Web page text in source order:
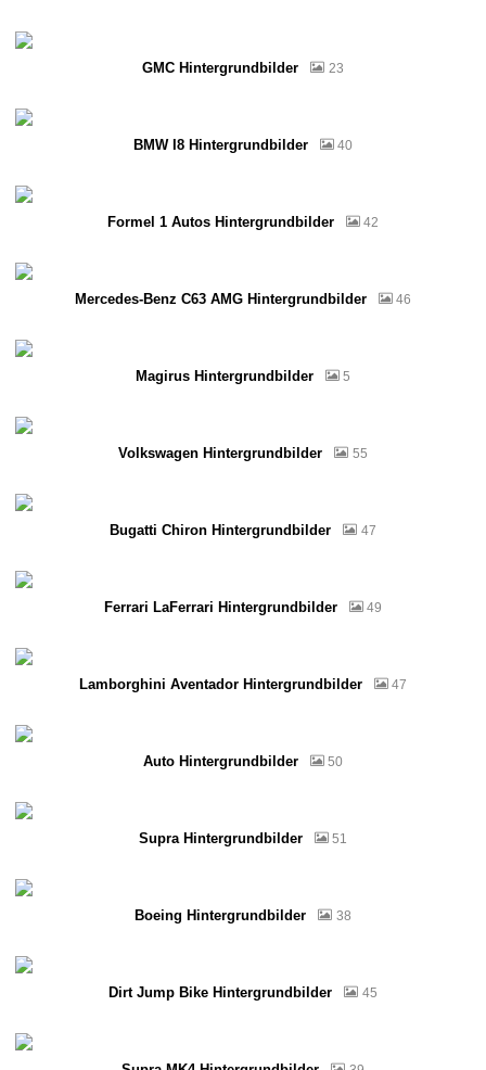
GMC Hintergrundbilder 23
BMW I8 Hintergrundbilder 40
Formel 1 Autos Hintergrundbilder 42
Mercedes-Benz C63 AMG Hintergrundbilder 46
Magirus Hintergrundbilder 5
Volkswagen Hintergrundbilder 55
Bugatti Chiron Hintergrundbilder 47
Ferrari LaFerrari Hintergrundbilder 49
Lamborghini Aventador Hintergrundbilder 47
Auto Hintergrundbilder 50
Supra Hintergrundbilder 51
Boeing Hintergrundbilder 38
Dirt Jump Bike Hintergrundbilder 45